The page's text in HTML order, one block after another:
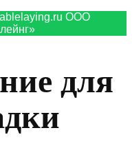
ООО
для